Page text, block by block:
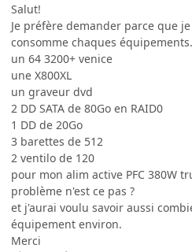
Salut!
Je préfère demander parce que
consomme chaques équipements.
un 64 3200+ venice
une X800XL
un graveur dvd
2 DD SATA de 80Go en RAID0
1 DD de 20Go
3 barettes de 512
2 ventilo de 120
pour mon alim active PFC 380W
problème n'est ce pas ?
et j'aurai voulu savoir aussi
équipement environ.
Merci